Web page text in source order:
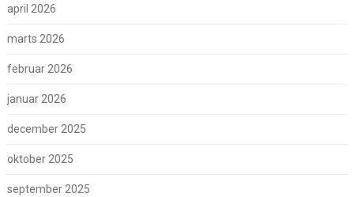
april 2026
marts 2026
februar 2026
januar 2026
december 2025
oktober 2025
september 2025